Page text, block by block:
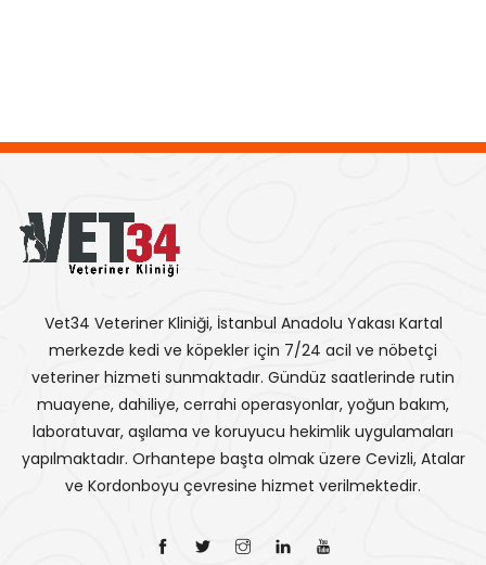
Vet34 Veteriner Kliniği, İstanbul Anadolu Yakası Kartal
merkezde kedi ve köpekler için 7/24 acil ve nöbetçi
veteriner hizmeti sunmaktadır. Gündüz saatlerinde rutin
muayene, dahiliye, cerrahi operasyonlar, yoğun bakım,
laboratuvar, aşılama ve koruyucu hekimlik uygulamaları
yapılmaktadır. Orhantepe başta olmak üzere Cevizli, Atalar
ve Kordonboyu çevresine hizmet verilmektedir.